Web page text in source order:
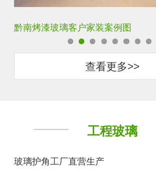
黔南单向透视玻璃客户家装案例图
查看更多>>
工程玻璃
玻璃护角工厂直营生产